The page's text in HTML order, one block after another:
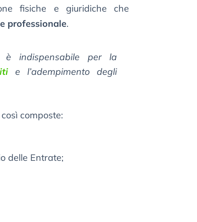
fisiche e giuridiche che
professionale.
è indispensabile per la
e l’adempimento degli
composte:
delle Entrate;